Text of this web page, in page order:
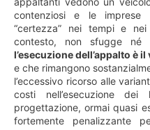
contenziosi e le
“certezza” nei tempi e
contesto, non sfugge
l’esecuzione dell’appalto è
e che rimangono
l’eccessivo ricorso alle
costi nell’esecuzione
progettazione, ormai quasi
fortemente penalizzante